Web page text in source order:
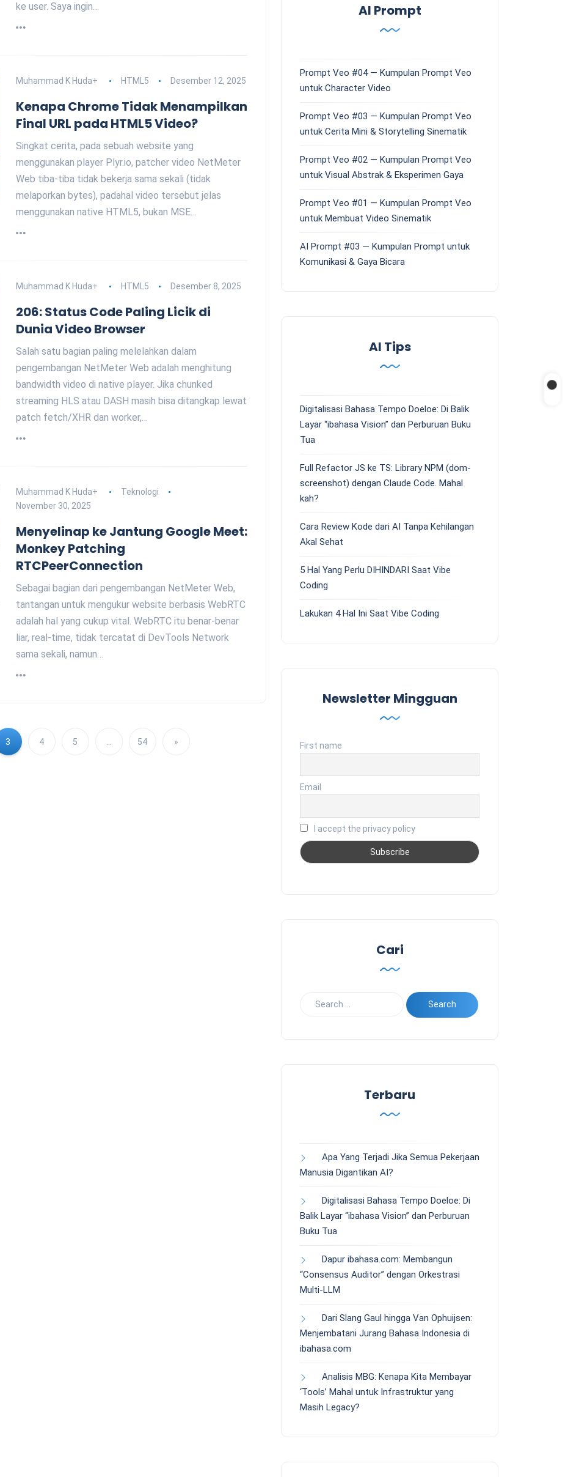
ke user. Saya ingin…
Muhammad K Huda+ HTML5 Desember 12, 2025
Kenapa Chrome Tidak Menampilkan
Final URL pada HTML5 Video?
Singkat cerita, pada sebuah website yang
menggunakan player Plyr.io, patcher video NetMeter
Web tiba-tiba tidak bekerja sama sekali (tidak
melaporkan bytes), padahal video tersebut jelas
menggunakan native HTML5, bukan MSE…
Muhammad K Huda+ HTML5 Desember 8, 2025
206: Status Code Paling Licik di
Dunia Video Browser
Salah satu bagian paling melelahkan dalam
pengembangan NetMeter Web adalah menghitung
bandwidth video di native player. Jika chunked
streaming HLS atau DASH masih bisa ditangkap lewat
patch fetch/XHR dan worker,…
Muhammad K Huda+
Teknologi
November 30, 2025
Menyelinap ke Jantung Google Meet:
Monkey Patching
RTCPeerConnection
Sebagai bagian dari pengembangan NetMeter Web,
tantangan untuk mengukur website berbasis WebRTC
adalah hal yang cukup vital. WebRTC itu benar-benar
liar, real-time, tidak tercatat di DevTools Network
sama sekali, namun…
3 4 5 54 »
AI Prompt
Prompt Veo #04 — Kumpulan Prompt Veo
untuk Character Video
Prompt Veo #03 — Kumpulan Prompt Veo
untuk Cerita Mini & Storytelling Sinematik
Prompt Veo #02 — Kumpulan Prompt Veo
untuk Visual Abstrak & Eksperimen Gaya
Prompt Veo #01 — Kumpulan Prompt Veo
untuk Membuat Video Sinematik
AI Prompt #03 — Kumpulan Prompt untuk
Komunikasi & Gaya Bicara
AI Tips
Digitalisasi Bahasa Tempo Doeloe: Di Balik
Layar “ibahasa Vision” dan Perburuan Buku
Tua
Full Refactor JS ke TS: Library NPM (dom-
screenshot) dengan Claude Code. Mahal
kah?
Cara Review Kode dari AI Tanpa Kehilangan
Akal Sehat
5 Hal Yang Perlu DIHINDARI Saat Vibe
Coding
Lakukan 4 Hal Ini Saat Vibe Coding
Newsletter Mingguan
First name
Email
I accept the privacy policy
Cari
Terbaru
Apa Yang Terjadi Jika Semua Pekerjaan
Manusia Digantikan AI?
Digitalisasi Bahasa Tempo Doeloe: Di
Balik Layar “ibahasa Vision” dan Perburuan
Buku Tua
Dapur ibahasa.com: Membangun
“Consensus Auditor” dengan Orkestrasi
Multi-LLM
Dari Slang Gaul hingga Van Ophuijsen:
Menjembatani Jurang Bahasa Indonesia di
ibahasa.com
Analisis MBG: Kenapa Kita Membayar
‘Tools’ Mahal untuk Infrastruktur yang
Masih Legacy?